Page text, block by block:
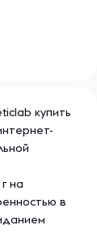
купить
на
в